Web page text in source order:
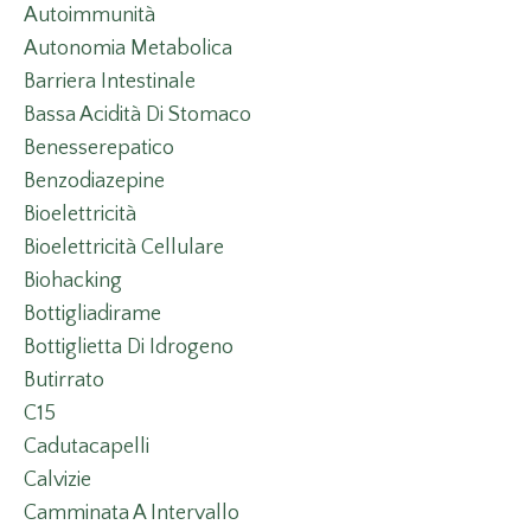
Autoimmunità
Autonomia Metabolica
Barriera Intestinale
Bassa Acidità Di Stomaco
Benesserepatico
Benzodiazepine
Bioelettricità
Bioelettricità Cellulare
Biohacking
Bottigliadirame
Bottiglietta Di Idrogeno
Butirrato
C15
Cadutacapelli
Calvizie
Camminata A Intervallo